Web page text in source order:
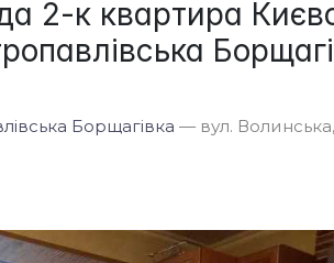
2-к квартира
Борщагівка — вул.